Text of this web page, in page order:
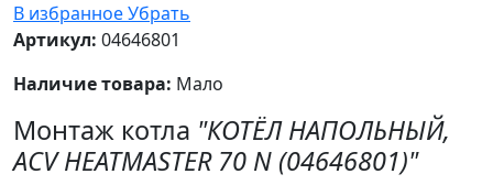
В избранноеУбрать
Артикул: 04646801
Наличие товара: Мало
Монтаж котла "КОТЁЛ НАПОЛЬНЫЙ,
ACV HEATMASTER 70 N (04646801)"